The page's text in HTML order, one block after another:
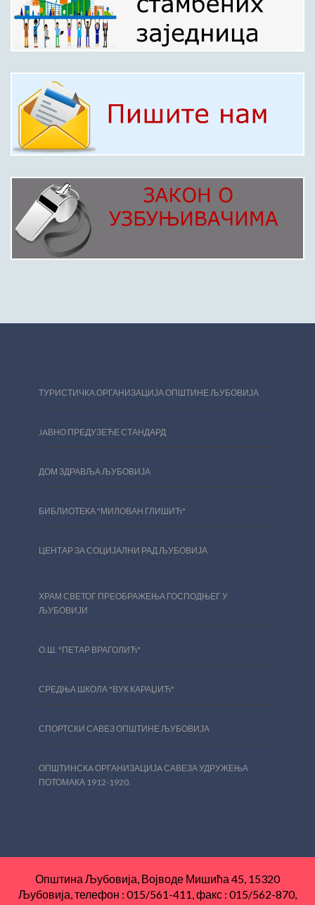
ТУРИСТИЧКА ОРГАНИЗАЦИЈА ОПШТИНЕ ЉУБОВИЈА
JAВНО ПРЕДУЗЕЋЕ СТАНДАРД
ДОМ ЗДРАВЉА ЉУБОВИЈА
БИБЛИОТЕКА "МИЛОВАН ГЛИШИЋ"
ЦЕНТАР ЗА СОЦИЈАЛНИ РАД ЉУБОВИЈА
ХРАМ СВЕТОГ ПРЕОБРАЖЕЊА ГОСПОДЊЕГ У
ЉУБОВИЈИ
О.Ш. "ПЕТАР ВРАГОЛИЋ"
СРЕДЊА ШКОЛА "ВУК КАРАЏИЋ"
СПОРТСКИ САВЕЗ ОПШТИНЕ ЉУБОВИЈА
ОПШТИНСКA ОРГАНИЗАЦИЈA САВЕЗА УДРУЖЕЊА
ПОТОМАКА 1912-1920.
Општина Љубовија, Војводе Мишића 45, 15320
Љубовија, телефон : 015/561-411, факс : 015/562-870,